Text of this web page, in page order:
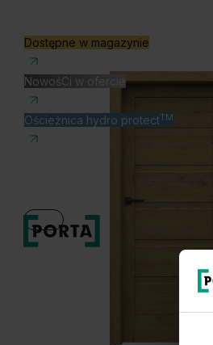
Dostępne w magazynie
NowośCi w ofercie
Ościeżnica hydro protectTM